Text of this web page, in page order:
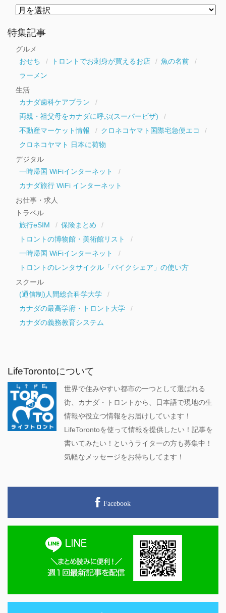
ー
カ
特集記事
グルメ
おせち
トロントでお刺身が買えるお店
魚の名前
ラーメン
生活
カナダ歯科ケアプラン
両親・祖父母をカナダに呼ぶ(スーパービザ)
不動産マーケット情報
クロネコヤマト国際宅急便エコ
クロネコヤマト 日本に荷物
デジタル
一時帰国 WiFiインターネット
カナダ旅行 WiFi インターネット
お仕事・求人
トラベル
旅行eSIM
保険まとめ
トロントの博物館・美術館リスト
一時帰国 WiFiインターネット
トロントのレンタサイクル「バイクシェア」の使い方
スクール
(通信制)人間総合科学大学
カナダの最高学府・トロント大学
カナダの義務教育システム
LifeTorontoについて
世界で住みやすい都市の一つとして選ばれる
街、カナダ・トロントから、日本語で現地の生
情報や役立つ情報をお届けしています！
LifeTorontoを使って情報を提供したい！記事を
書いてみたい！というライターの方も募集中！
気軽なメッセージをお待ちしてます！
Facebook